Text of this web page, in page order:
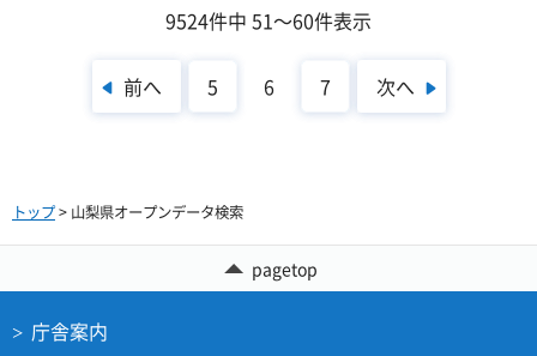
9524件中 51～60件表示
前へ 5 6 7 次へ
トップ> 山梨県オープンデータ検索
pagetop
庁舎案内